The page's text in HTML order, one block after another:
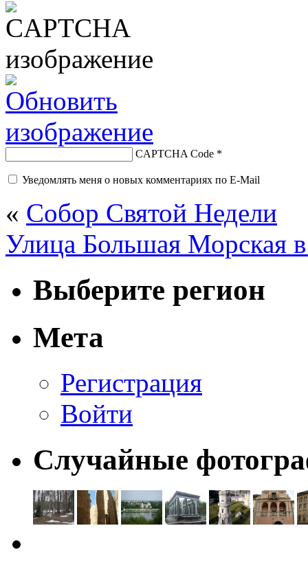
CAPTCHA Code *
Уведомлять меня о новых комментариях по E-Mail
« Собор Святой Недели
Улица Большая Морская
Выберите регион
Мета
Регистрация
Войти
Случайные